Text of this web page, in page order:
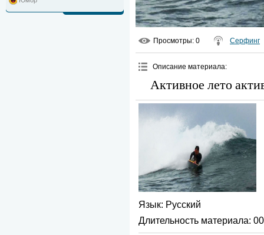
Просмотры: 0 Серфинг
Описание материала:
Активное лето
Язык: Русский
Длительность материала: